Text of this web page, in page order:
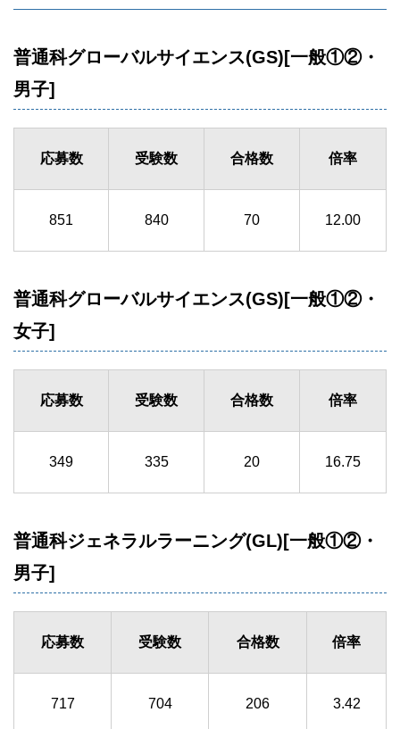
普通科グローバルサイエンス(GS)[一般①②・
男子]
応募数 受験数 合格数 倍率
851 840 70 12.00
普通科グローバルサイエンス(GS)[一般①②・
女子]
応募数 受験数 合格数 倍率
349 335 20 16.75
普通科ジェネラルラーニング(GL)[一般①②・
男子]
応募数 受験数 合格数 倍率
717 704 206 3.42